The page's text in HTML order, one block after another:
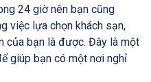
24 giờ nên bạn cũng
việc lựa chọn khách sạn,
của bạn là được. Đây là một
giúp bạn có một nơi nghỉ